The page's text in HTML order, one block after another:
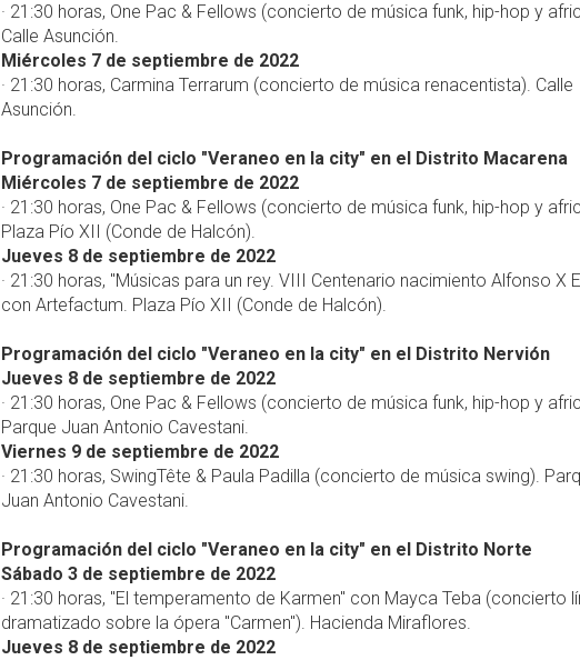
· 21:30 horas, One Pac & Fellows (concierto de música funk, hip-hop y
Calle Asunción.
Miércoles 7 de septiembre de 2022
· 21:30 horas, Carmina Terrarum (concierto de música renacentista). Calle
Asunción.
Programación del ciclo "Veraneo en la city" en el Distrito Macarena
Miércoles 7 de septiembre de 2022
· 21:30 horas, One Pac & Fellows (concierto de música funk, hip-hop y
Plaza Pío XII (Conde de Halcón).
Jueves 8 de septiembre de 2022
· 21:30 horas, "Músicas para un rey. VIII Centenario nacimiento Alfonso X
con Artefactum. Plaza Pío XII (Conde de Halcón).
Programación del ciclo "Veraneo en la city" en el Distrito Nervión
Jueves 8 de septiembre de 2022
· 21:30 horas, One Pac & Fellows (concierto de música funk, hip-hop y
Parque Juan Antonio Cavestani.
Viernes 9 de septiembre de 2022
· 21:30 horas, SwingTête & Paula Padilla (concierto de música swing).
Juan Antonio Cavestani.
Programación del ciclo "Veraneo en la city" en el Distrito Norte
Sábado 3 de septiembre de 2022
· 21:30 horas, "El temperamento de Karmen" con Mayca Teba (concierto
dramatizado sobre la ópera "Carmen"). Hacienda Miraflores.
Jueves 8 de septiembre de 2022